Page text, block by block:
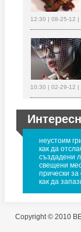
12:30 | 08-25-12 |
10:30 | 02-29-12 |
неустоим
как да
създадени
свещени
прически за
как да
Copyright © 2010